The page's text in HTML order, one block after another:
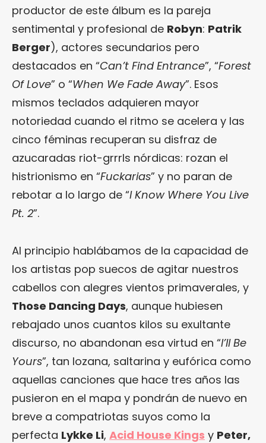
productor de este álbum es la pareja
sentimental y profesional de Robyn: Patrik
Berger), actores secundarios pero
destacados en “Can’t Find Entrance”, “Forest
Of Love” o “When We Fade Away”. Esos
mismos teclados adquieren mayor
notoriedad cuando el ritmo se acelera y las
cinco féminas recuperan su disfraz de
azucaradas riot-grrrls nórdicas: rozan el
histrionismo en “Fuckarias” y no paran de
rebotar a lo largo de “I Know Where You Live
Pt. 2”.
Al principio hablábamos de la capacidad de
los artistas pop suecos de agitar nuestros
cabellos con alegres vientos primaverales, y
Those Dancing Days, aunque hubiesen
rebajado unos cuantos kilos su exultante
discurso, no abandonan esa virtud en “I’ll Be
Yours”, tan lozana, saltarina y eufórica como
aquellas canciones que hace tres años las
pusieron en el mapa y pondrán de nuevo en
breve a compatriotas suyos como la
perfecta Lykke Li, Acid House Kings y Peter,